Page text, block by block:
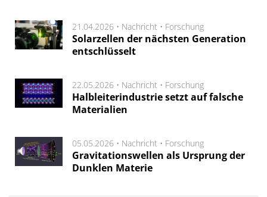
21.04.2026 • Nachricht • Forschung
Solarzellen der nächsten Generation
entschlüsselt
22.05.2026 • Nachricht • Forschung
Halbleiterindustrie setzt auf falsche
Materialien
05.05.2026 • Nachricht • Forschung
Gravitationswellen als Ursprung der
Dunklen Materie